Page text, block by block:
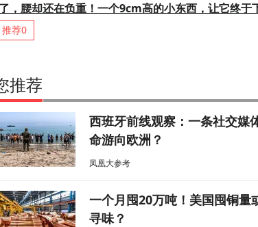
，腰却还在负重！一个9cm高的小东西，让它终于
推荐0
推荐
西班牙前线观察：一条社交媒
命游向欧洲？
凤凰大参考
一个月囤20万吨！美国囤铜量
寻味？